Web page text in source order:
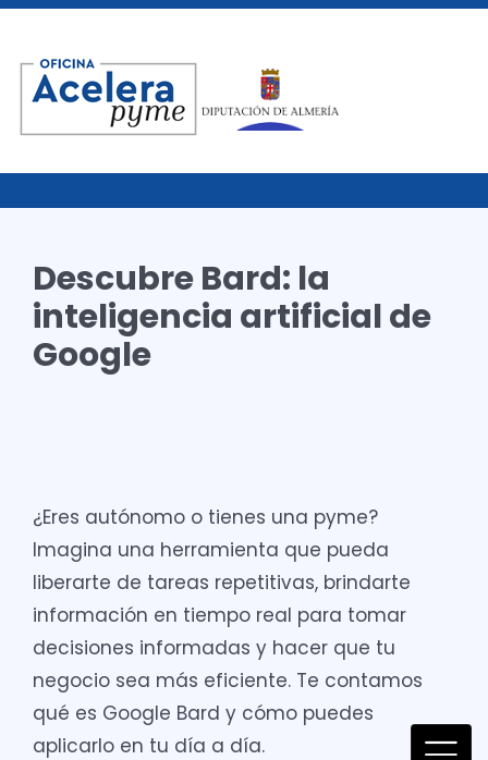
Descubre Bard: la
inteligencia artificial de
Google
¿Eres autónomo o tienes una pyme?
Imagina una herramienta que pueda
liberarte de tareas repetitivas, brindarte
información en tiempo real para tomar
decisiones informadas y hacer que tu
negocio sea más eficiente. Te contamos
qué es Google Bard y cómo puedes
aplicarlo en tu día a día.